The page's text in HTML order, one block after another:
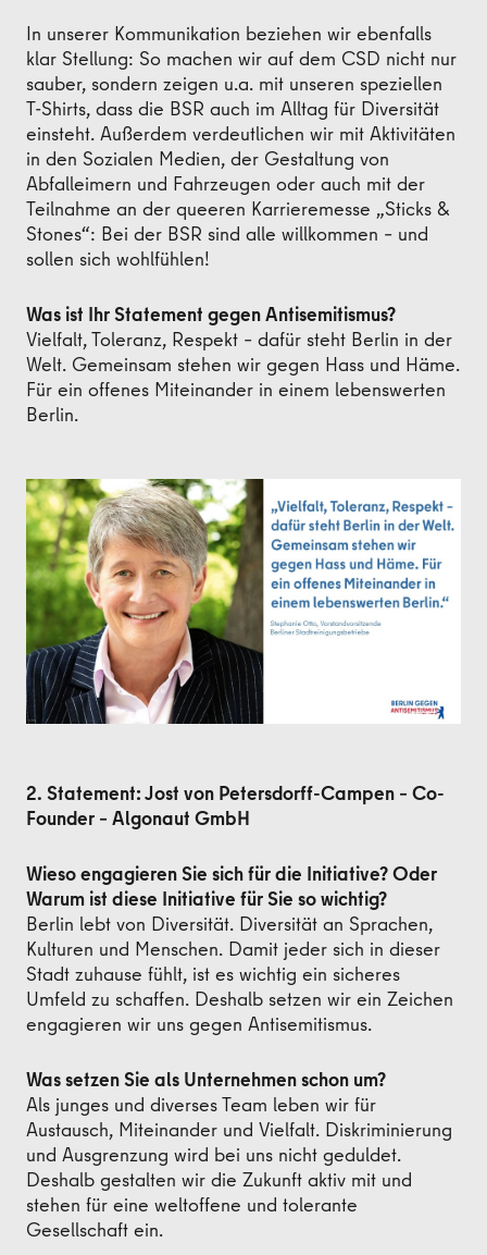
In unserer Kommunikation beziehen wir ebenfalls
klar Stellung: So machen wir auf dem CSD nicht nur
sauber, sondern zeigen u.a. mit unseren speziellen
T-Shirts, dass die BSR auch im Alltag für Diversität
einsteht. Außerdem verdeutlichen wir mit Aktivitäten
in den Sozialen Medien, der Gestaltung von
Abfalleimern und Fahrzeugen oder auch mit der
Teilnahme an der queeren Karrieremesse „Sticks &
Stones“: Bei der BSR sind alle willkommen – und
sollen sich wohlfühlen!
Was ist Ihr Statement gegen Antisemitismus?
Vielfalt, Toleranz, Respekt – dafür steht Berlin in der
Welt. Gemeinsam stehen wir gegen Hass und Häme.
Für ein offenes Miteinander in einem lebenswerten
Berlin.
2. Statement: Jost von Petersdorff-Campen – Co-
Founder – Algonaut GmbH
Wieso engagieren Sie sich für die Initiative? Oder
Warum ist diese Initiative für Sie so wichtig?
Berlin lebt von Diversität. Diversität an Sprachen,
Kulturen und Menschen. Damit jeder sich in dieser
Stadt zuhause fühlt, ist es wichtig ein sicheres
Umfeld zu schaffen. Deshalb setzen wir ein Zeichen
engagieren wir uns gegen Antisemitismus.
Was setzen Sie als Unternehmen schon um?
Als junges und diverses Team leben wir für
Austausch, Miteinander und Vielfalt. Diskriminierung
und Ausgrenzung wird bei uns nicht geduldet.
Deshalb gestalten wir die Zukunft aktiv mit und
stehen für eine weltoffene und tolerante
Gesellschaft ein.